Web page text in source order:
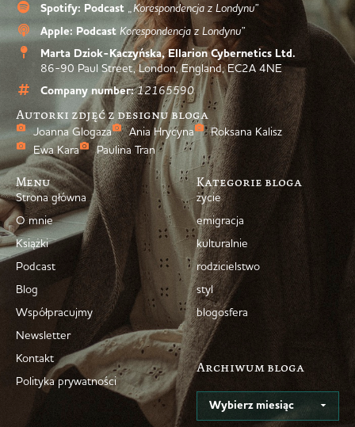
Spotify: Podcast „Korespondencja z Londynu”
Apple: Podcast Korespondencja z Londynu”
Marta Dziok-Kaczyńska, Ellarion Cybernetics Ltd.
86-90 Paul Street, London, England, EC2A 4NE
Company number: 12165590
Autorki zdjęć z designu bloga
Joanna Glogaza Ania Hrycyna
Roksana Kalisz
Ewa Kara
Paulina Tran
Menu
Strona główna
O mnie
Książki
Podcast
Blog
Współpracujmy
Newsletter
Kontakt
Polityka prywatności
Kategorie bloga
życie
emigracja
kulturalnie
rodzicielstwo
styl
blogosfera
Archiwum bloga